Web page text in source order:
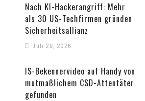
Nach KI-Hackerangriff: Mehr
als 30 US-Techfirmen gründen
Sicherheitsallianz
Juli 29, 2026
IS-Bekennervideo auf Handy von
mutmaßlichem CSD-Attentäter
gefunden